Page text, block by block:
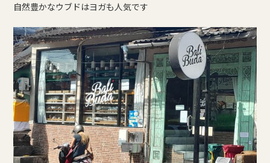
自然豊かなウブドはヨガも人気です